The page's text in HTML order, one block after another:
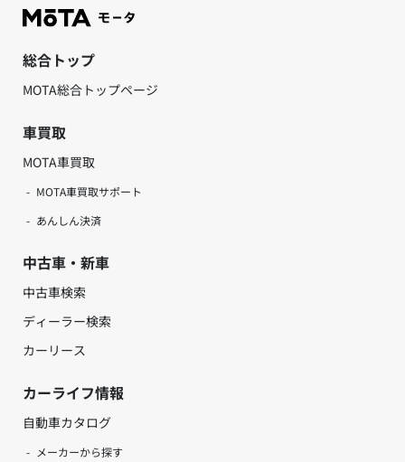
総合トップ
MOTA総合トップページ
車買取
MOTA車買取
MOTA車買取サポート
あんしん決済
中古車・新車
中古車検索
ディーラー検索
カーリース
カーライフ情報
自動車カタログ
メーカーから探す